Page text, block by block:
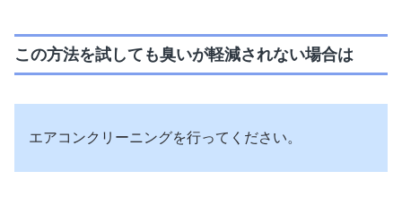
この方法を試しても臭いが軽減されない場合は
エアコンクリーニングを行ってください。